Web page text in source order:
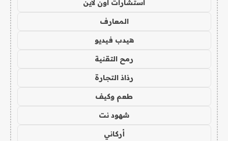
استشارات اون لاين
المعارف
هيدب فيديو
رمح التقنية
رذاذ التجارة
طعم وكيف
شهود نت
أركاني